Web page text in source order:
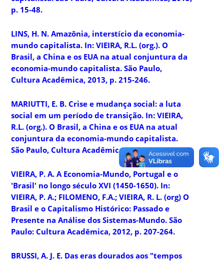
p. 15-48.
LINS, H. N. Amazônia, interstício da economia-
mundo capitalista. In: VIEIRA, R.L. (org.). O
Brasil, a China e os EUA na atual conjuntura da
economia-mundo capitalista. São Paulo,
Cultura Acadêmica, 2013, p. 215-246.
MARIUTTI, E. B. Crise e mudança social: a luta
social em um período de transição. In: VIEIRA,
R.L. (org.). O Brasil, a China e os EUA na atual
conjuntura da economia-mundo capitalista.
São Paulo, Cultura Acadêmica, 2013, 109-134.
VIEIRA, P. A. A Economia-Mundo, Portugal e o
'Brasil' no longo século XVI (1450-1650). In:
VIEIRA, P. A.; FILOMENO, F.A.; VIEIRA, R. L. (org) O
Brasil e o Capitalismo Histórico: Passado e
Presente na Análise dos Sistemas-Mundo. São
Paulo: Cultura Acadêmica, 2012, p. 207-264.
BRUSSI, A. J. E. Das eras dourados aos "tempos